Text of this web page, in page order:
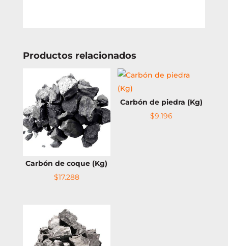
Productos relacionados
Carbón de coque (Kg)
$17.288
Carbón de piedra (Kg)
$9.196